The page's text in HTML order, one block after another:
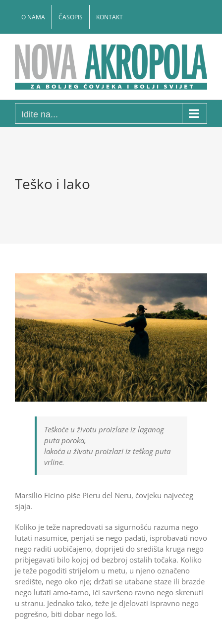
O NAMA ČASOPIS KONTAKT
Idite na...
Teško i lako
Teškoće u životu proizlaze iz laganog
puta poroka,
lakoća u životu proizlazi iz teškog puta
vrline.
Marsilio Ficino piše Pieru del Neru, čovjeku najvećeg
sjaja.
Koliko je teže napredovati sa sigurnošću razuma nego
lutati nasumice, penjati se nego padati, isprobavati novo
nego raditi uobičajeno, doprijeti do središta kruga nego
pribjegavati bilo kojoj od bezbroj ostalih točaka. Koliko
je teže pogoditi strijelom u metu, u njeno označeno
središte, nego oko nje; držati se utabane staze ili brazde
nego lutati amo-tamo, ići savršeno ravno nego skrenuti
u stranu. Jednako tako, teže je djelovati ispravno nego
pogrešno, biti dobar nego loš.